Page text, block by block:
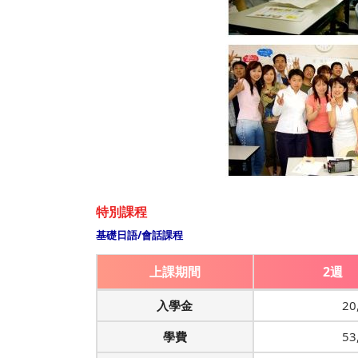
特別課程
基礎日語/會話課程
上課期間 2週
入學金
學費